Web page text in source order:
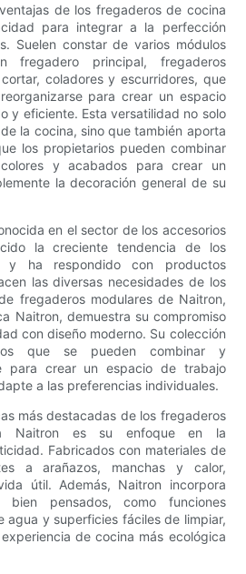
de los fregaderos de cocina
para integrar a la perfección
Suelen constar de varios módulos
fregadero principal, fregaderos
coladores y escurridores, que
para crear un espacio
y eficiente. Esta versatilidad no solo
la cocina, sino que también aporta
los propietarios pueden combinar
y acabados para crear un
la decoración general de su
en el sector de los accesorios
la creciente tendencia de los
y ha respondido con productos
las diversas necesidades de los
fregaderos modulares de Naitron,
Naitron, demuestra su compromiso
con diseño moderno. Su colección
que se pueden combinar y
para crear un espacio de trabajo
a las preferencias individuales.
más destacadas de los fregaderos
Naitron es su enfoque en la
Fabricados con materiales de
a arañazos, manchas y calor,
útil. Además, Naitron incorpora
bien pensados, como funciones
agua y superficies fáciles de limpiar,
de cocina más ecológica